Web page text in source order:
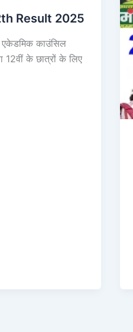
Result 2025
काउंसिल
12वीं के छात्रों के लिए